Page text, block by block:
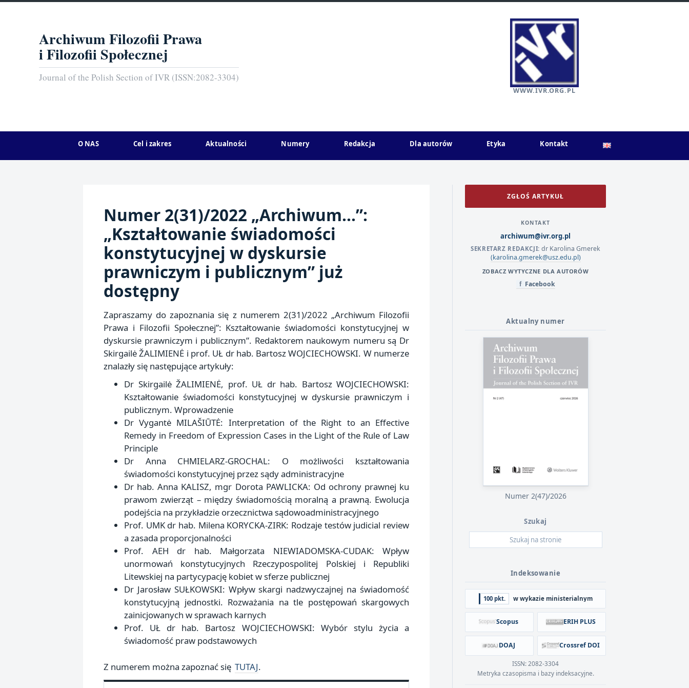
Archiwum Filozofii Prawa
i Filozofii Społecznej
Journal of the Polish Section of IVR (ISSN:2082-3304)
WWW.IVR.ORG.PL
O NAS Cel i zakres Aktualności Numery Redakcja Dla autorów Etyka Kontakt
Numer 2(31)/2022 „Archiwum…”:
„Kształtowanie świadomości
konstytucyjnej w dyskursie
prawniczym i publicznym” już
dostępny
Opublikowano:
2022-
07-
27
Zapraszamy do zapoznania się z numerem 2(31)/2022 „Archiwum Filozofii
Prawa i Filozofii Społecznej”: Kształtowanie świadomości konstytucyjnej w
dyskursie prawniczym i publicznym”. Redaktorem naukowym numeru są Dr
Skirgailė ŽALIMIENĖ i prof. UŁ dr hab. Bartosz WOJCIECHOWSKI. W numerze
znalazły się następujące artykuły:
Dr Skirgailė ŽALIMIENĖ, prof. UŁ dr hab. Bartosz WOJCIECHOWSKI:
Kształtowanie świadomości konstytucyjnej w dyskursie prawniczym i
publicznym. Wprowadzenie
Dr Vygantė MILAŠIŪTĖ: Interpretation of the Right to an Effective
Remedy in Freedom of Expression Cases in the Light of the Rule of Law
Principle
Dr Anna CHMIELARZ‑GROCHAL: O możliwości kształtowania
świadomości konstytucyjnej przez sądy administracyjne
Dr hab. Anna KALISZ, mgr Dorota PAWLICKA: Od ochrony prawnej ku
prawom zwierząt – między świadomością moralną a prawną. Ewolucja
podejścia na przykładzie orzecznictwa sądowoadministracyjnego
Prof. UMK dr hab. Milena KORYCKA‑ZIRK: Rodzaje testów judicial review
a zasada proporcjonalności
Prof. AEH dr hab. Małgorzata NIEWIADOMSKA-CUDAK: Wpływ
unormowań konstytucyjnych Rzeczypospolitej Polskiej i Republiki
Litewskiej na partycypację kobiet w sferze publicznej
Dr Jarosław SUŁKOWSKI: Wpływ skargi nadzwyczajnej na świadomość
konstytucyjną jednostki. Rozważania na tle postępowań skargowych
zainicjowanych w sprawach karnych
Prof. UŁ dr hab. Bartosz WOJCIECHOWSKI: Wybór stylu życia a
świadomość praw podstawowych
Z numerem można zapoznać się TUTAJ.
ZGŁOŚ ARTYKUŁ
KONTAKT
archiwum@ivr.org.pl
SEKRETARZ REDAKCJI: dr Karolina Gmerek
(karolina.gmerek@usz.edu.pl)
ZOBACZ WYTYCZNE DLA AUTORÓW
f Facebook
Aktualny numer
Numer 2(47)/2026
Indeksowanie
100 pkt. w wykazie ministerialnym
Scopus ERIH PLUS
DOAJ Crossref DOI
ISSN: 2082-3304
Metryka czasopisma i bazy indeksacyjne.
Szukaj